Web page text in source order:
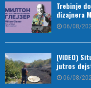
Trebinje
dizajnera
06/08/
(VIDEO)
jutros
06/08/